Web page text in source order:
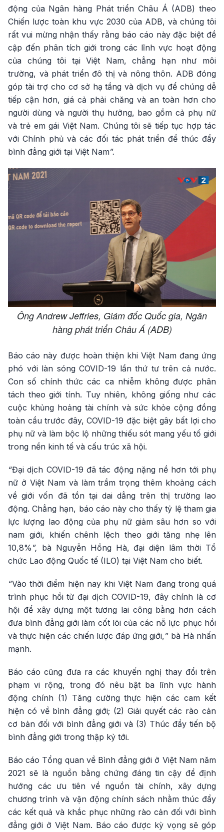
động của Ngân hàng Phát triển Châu Á (ADB) theo
Chiến lược toàn khu vực 2030 của ADB, và chúng tôi
rất vui mừng nhận thấy rằng báo cáo này đặc biệt đề
cập đến phân tích giới trong các lĩnh vực hoạt động
của chúng tôi tại Việt Nam, chẳng hạn như môi
trường, và phát triển đô thị và nông thôn. ADB đóng
góp tài trợ cho cơ sở hạ tầng và dịch vụ để chúng dễ
tiếp cận hơn, giá cả phải chăng và an toàn hơn cho
người dùng và người thụ hưởng, bao gồm cả phụ nữ
và trẻ em gái Việt Nam. Chúng tôi sẽ tiếp tục hợp tác
với Chính phủ và các đối tác phát triển để thúc đẩy
bình đẳng giới tại Việt Nam”.
Ông Andrew Jeffries, Giám đốc Quốc gia, Ngân
hàng phát triển Châu Á (ADB)
Báo cáo này được hoàn thiện khi Việt Nam đang ứng
phó với làn sóng COVID-19 lần thứ tư trên cả nước.
Con số chính thức các ca nhiễm không được phân
tách theo giới tính. Tuy nhiên, không giống như các
cuộc khủng hoảng tài chính và sức khỏe cộng đồng
toàn cầu trước đây, COVID-19 đặc biệt gây bất lợi cho
phụ nữ và làm bộc lộ những thiếu sót mang yếu tố giới
trong nền kinh tế và cấu trúc xã hội.
“Đại dịch COVID-19 đã tác động nặng nề hơn tới phụ
nữ ở Việt Nam và làm trầm trọng thêm khoảng cách
về giới vốn đã tồn tại dai dẳng trên thị trường lao
động. Chẳng hạn, báo cáo này cho thấy tỷ lệ tham gia
lực lượng lao động của phụ nữ giảm sâu hơn so với
nam giới, khiến chênh lệch theo giới tăng nhẹ lên
10,8%”, bà Nguyễn Hồng Hà, đại diện lâm thời Tổ
chức Lao động Quốc tế (ILO) tại Việt Nam cho biết.
“Vào thời điểm hiện nay khi Việt Nam đang trong quá
trình phục hồi từ đại dịch COVID-19, đây chính là cơ
hội để xây dựng một tương lai công bằng hơn cách
đưa bình đẳng giới làm cốt lõi của các nỗ lực phục hồi
và thực hiện các chiến lược đáp ứng giới,” bà Hà nhấn
mạnh.
Báo cáo cũng đưa ra các khuyến nghị thay đổi trên
phạm vi rộng, trong đó nêu bật ba lĩnh vực hành
động chính (1) Tăng cường thực hiện các cam kết
hiện có về bình đẳng giới; (2) Giải quyết các rào cản
cơ bản đối với bình đẳng giới và (3) Thúc đẩy tiến bộ
bình đẳng giới trong thập kỷ tới.
Báo cáo Tổng quan về Bình đẳng giới ở Việt Nam năm
2021 sẽ là nguồn bằng chứng đáng tin cậy để định
hướng các ưu tiên về nguồn tài chính, xây dựng
chương trình và vận động chính sách nhằm thúc đẩy
các kết quả và khắc phục những rào cản đối với bình
đẳng giới ở Việt Nam. Báo cáo được kỳ vọng sẽ góp